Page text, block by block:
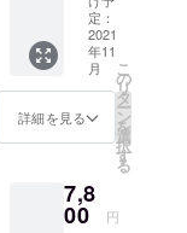
みのお
値段で
す。
定：
2021
年11
月
詳細を見る
こ
の
リ
タ
ー
ン
を
選
択
す
る
7,8
00 円